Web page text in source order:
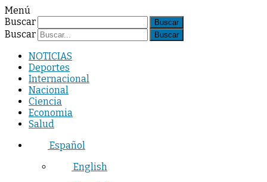
Menú
Buscar
Buscar
NOTICIAS
Deportes
Internacional
Nacional
Ciencia
Economia
Salud
Español
English